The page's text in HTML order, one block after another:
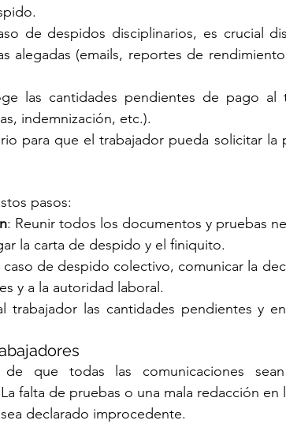
de despidos disciplinarios, es crucial
alegadas (emails, reportes de
las cantidades pendientes de pago al
indemnización, etc.).
para que el trabajador pueda solicitar la
pasos:
: Reunir todos los documentos y pruebas
la carta de despido y el finiquito.
caso de despido colectivo, comunicar la
y a la autoridad laboral.
trabajador las cantidades pendientes y
de que todas las comunicaciones
falta de pruebas o una mala redacción en
declarado improcedente.